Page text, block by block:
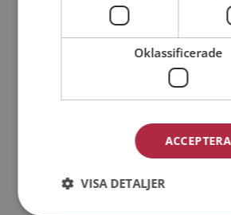
Min ålder:
Personuppgiftspolicyn
Oklassificerade
VISA DETALJER